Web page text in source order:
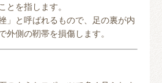
とを指します。
」と呼ばれるもので、足の裏が内
外側の靭帯を損傷します。